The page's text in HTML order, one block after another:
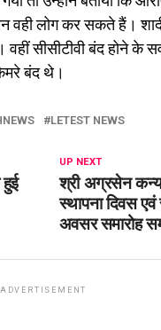
लोग कर सकते हैं। शादी
सीसीटीवी बंद होने के
बंद थे।
LETEST NEWS
UP NEXT
श्री अग्रसेन
स्थापना दिवस एवं
अवसर समारोह
ADVERTISEMENT